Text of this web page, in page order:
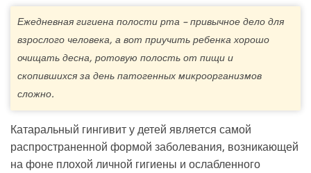
Ежедневная гигиена полости рта – привычное дело для
взрослого человека, а вот приучить ребенка хорошо
очищать десна, ротовую полость от пищи и
скопившихся за день патогенных микроорганизмов
сложно.
Катаральный гингивит у детей является самой
распространенной формой заболевания, возникающей
на фоне плохой личной гигиены и ослабленного